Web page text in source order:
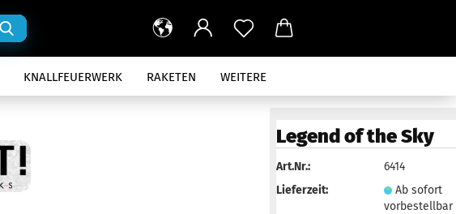
Suche...
KNALLFEUERWERK RAKETEN WEITERE
Legend of the Sky
Art.Nr.:
6414
Lieferzeit:
Ab sofort
vorbestellbar